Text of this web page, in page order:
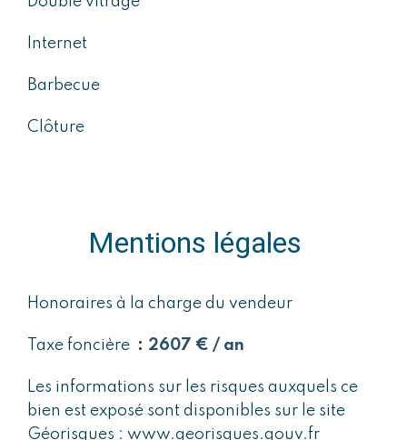
Internet
Barbecue
Clôture
Mentions légales
Honoraires à la charge du vendeur
Taxe foncière 2607 € / an
Les informations sur les risques auxquels ce
bien est exposé sont disponibles sur le site
Géorisques : www.georisques.gouv.fr